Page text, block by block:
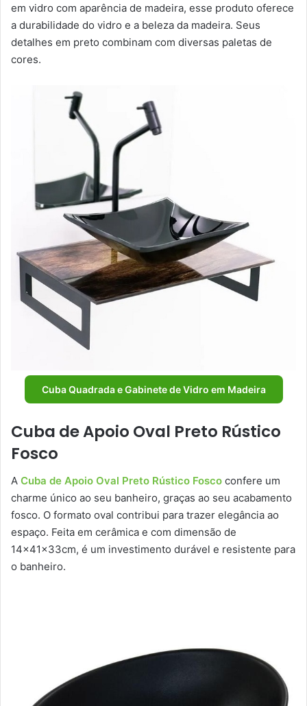
em vidro com aparência de madeira, esse produto oferece
a durabilidade do vidro e a beleza da madeira. Seus
detalhes em preto combinam com diversas paletas de
cores.
Cuba Quadrada e Gabinete de Vidro em Madeira
Cuba de Apoio Oval Preto Rústico
Fosco
A Cuba de Apoio Oval Preto Rústico Fosco confere um
charme único ao seu banheiro, graças ao seu acabamento
fosco. O formato oval contribui para trazer elegância ao
espaço. Feita em cerâmica e com dimensão de
14x41x33cm, é um investimento durável e resistente para
o banheiro.